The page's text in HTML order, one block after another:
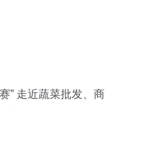
” 走近蔬菜批发、商